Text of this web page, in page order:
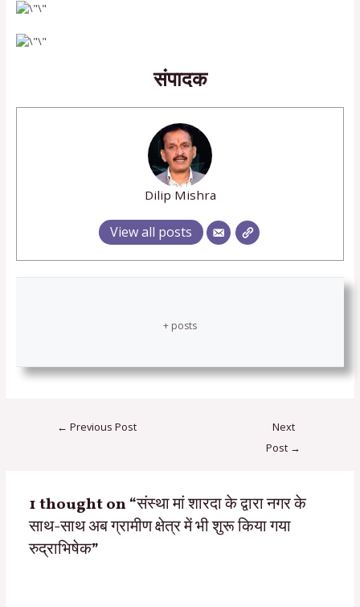
संपादक
Dilip Mishra
View all posts
+ posts
← Previous Post
Next
Post →
1 thought on “संस्था मां शारदा के द्वारा नगर के
साथ-साथ अब ग्रामीण क्षेत्र में भी शुरू किया गया
रुद्राभिषेक”